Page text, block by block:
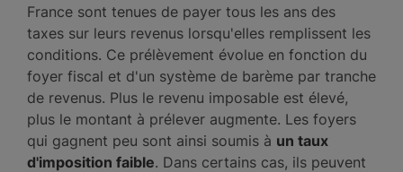
France sont tenues de payer tous les ans des
taxes sur leurs revenus lorsqu'elles remplissent les
conditions. Ce prélèvement évolue en fonction du
foyer fiscal et d'un système de barème par tranche
de revenus. Plus le revenu imposable est élevé,
plus le montant à prélever augmente. Les foyers
qui gagnent peu sont ainsi soumis à un taux
d'imposition faible. Dans certains cas, ils peuvent